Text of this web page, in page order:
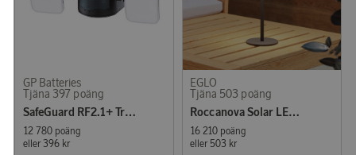
GP Batteries
Tjäna 397 poäng
SafeGuard RF2.1+ Trådlös Utomhusbelysning LED
12 780 poäng
eller 396 kr
EGLO
Tjäna 503 poäng
Roccanova Solar LED-bordslampa
16 210 poäng
eller 503 kr